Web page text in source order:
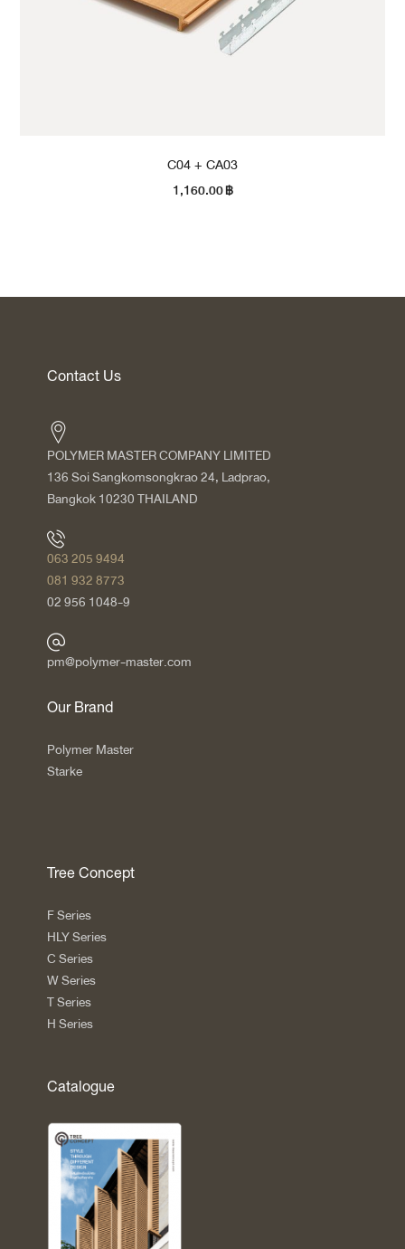
C04 + CA03
1,160.00฿
Contact Us
POLYMER MASTER COMPANY LIMITED
136 Soi Sangkomsongkrao 24, Ladprao,
Bangkok 10230 THAILAND
063 205 9494
081 932 8773
02 956 1048-9
pm@polymer-master.com
Our Brand
Polymer Master
Starke
Tree Concept
F Series
HLY Series
C Series
W Series
T Series
H Series
Catalogue